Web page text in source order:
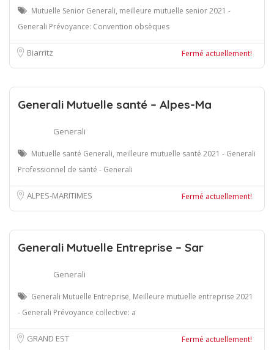
Mutuelle Senior Generali, meilleure mutuelle senior 2021 -
Generali Prévoyance: Convention obsèques
Biarritz Fermé actuellement!
Generali Mutuelle santé – Alpes-Ma
Generali
Mutuelle santé Generali, meilleure mutuelle santé 2021 - Generali
Professionnel de santé - Generali
ALPES-MARITIMES Fermé actuellement!
Generali Mutuelle Entreprise – Sar
Generali
Generali Mutuelle Entreprise, Meilleure mutuelle entreprise 2021
- Generali Prévoyance collective: a
GRAND EST Fermé actuellement!